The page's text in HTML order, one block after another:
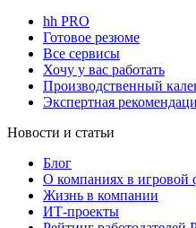
hh PRO
Готовое резюме
Все сервисы
Хочу у вас работать
Производственный
Экспертная
Новости и статьи
Блог
О компаниях в игровой
Жизнь в компании
ИТ-проекты